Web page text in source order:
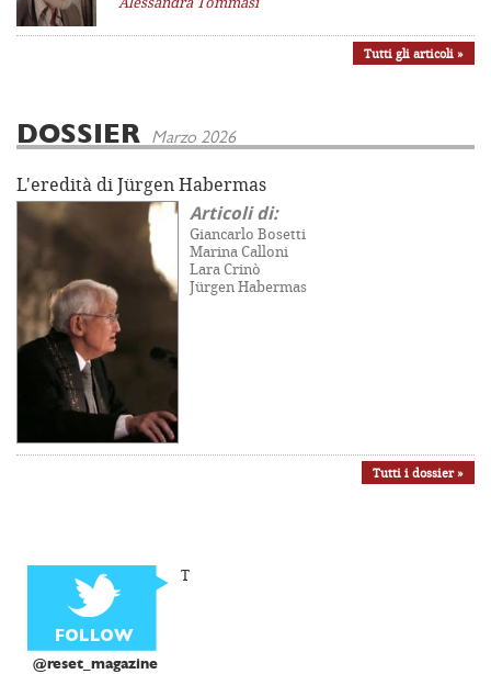
Tutti gli articoli »
DOSSIER Marzo 2026
L'eredità di Jürgen Habermas
Articoli di:
Giancarlo Bosetti
Marina Calloni
Lara Crinò
Jürgen Habermas
Tutti i dossier »
@reset_magazine
T